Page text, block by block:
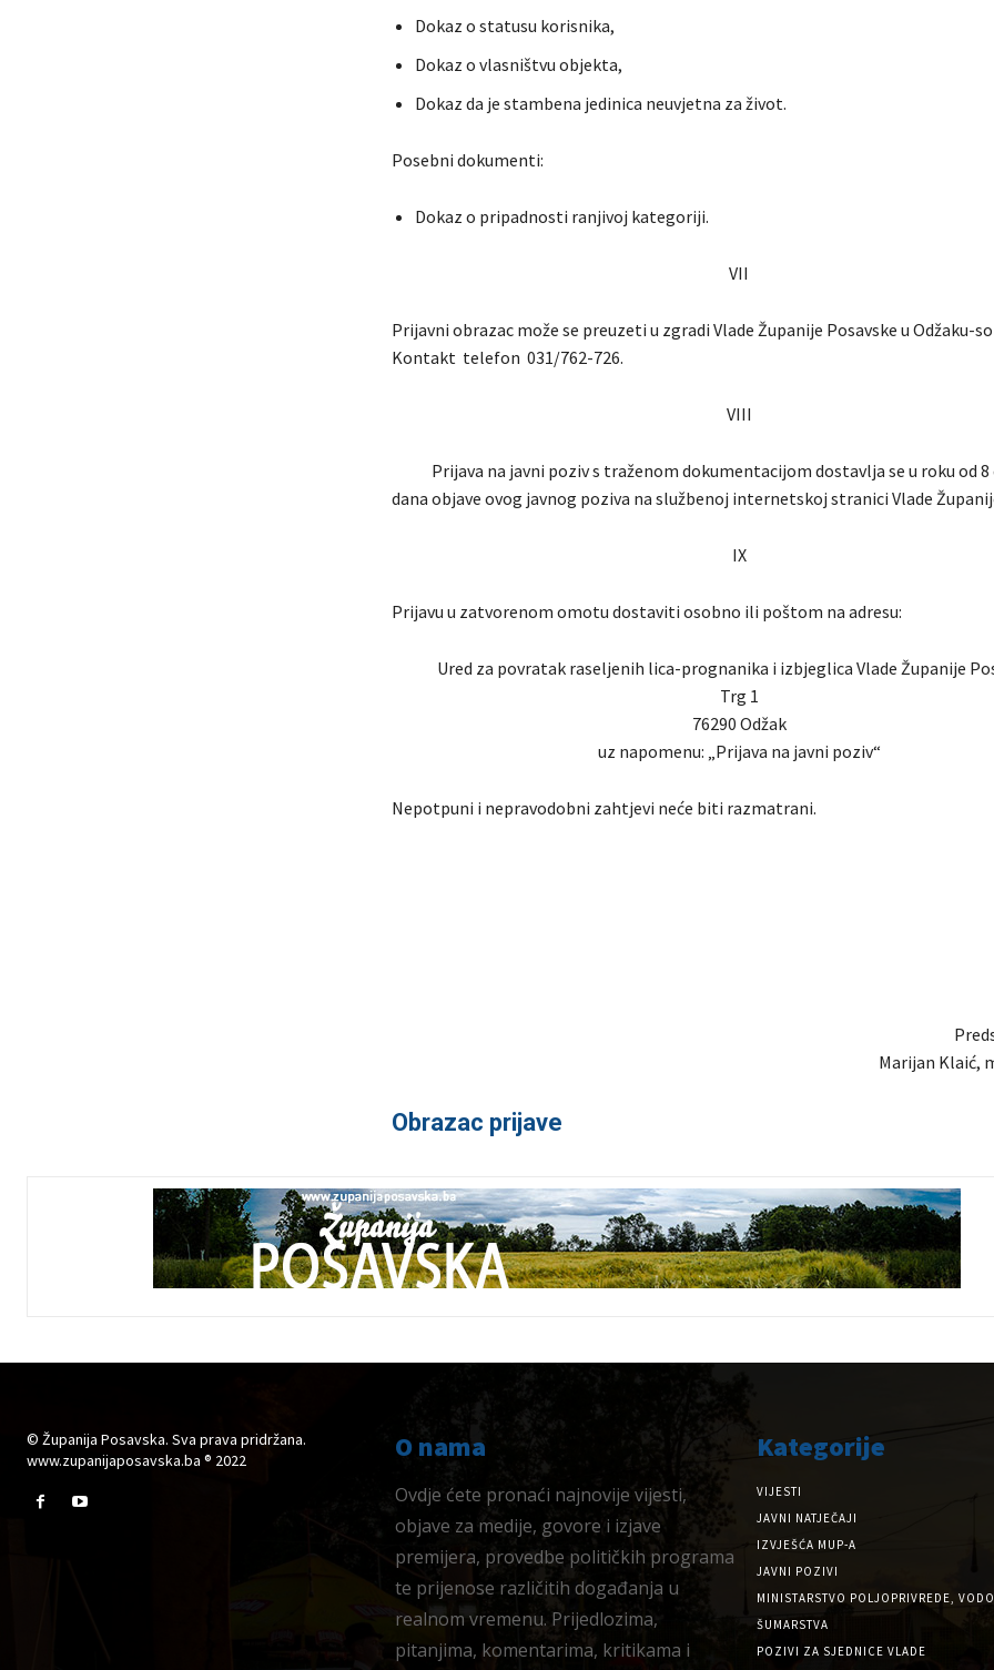
Dokaz o statusu korisnika,
Dokaz o vlasništvu objekta,
Dokaz da je stambena jedinica neuvjetna za život.
Posebni dokumenti:
Dokaz o pripadnosti ranjivoj kategoriji.
VII
Prijavni obrazac može se preuzeti u zgradi Vlade Županije Posavske u Odžaku-
Kontakt telefon 031/762-726.
VIII
Prijava na javni poziv s traženom dokumentacijom dostavlja se u roku od 8
dana objave ovog javnog poziva na službenoj internetskoj stranici Vlade
IX
Prijavu u zatvorenom omotu dostaviti osobno ili poštom na adresu:
Ured za povratak raseljenih lica-prognanika i izbjeglica Vlade Županije
Trg 1
76290 Odžak
uz napomenu: „Prijava na javni poziv“
Nepotpuni i nepravodobni zahtjevi neće biti razmatrani.
Marijan Klaić,
Obrazac prijave
© Županija Posavska. Sva prava pridržana.
www.zupanijaposavska.ba ® 2022
O nama
Ovdje ćete pronaći najnovije vijesti,
objave za medije, govore i izjave
premijera, provedbe političkih programa
te prijenose različitih događanja u
realnom vremenu. Prijedlozima,
pitanjima, komentarima, kritikama i
Kategorije
VIJESTI
JAVNI NATJEČAJI
IZVJEŠĆA MUP-A
JAVNI POZIVI
MINISTARSTVO POLJOPRIVREDE,
ŠUMARSTVA
POZIVI ZA SJEDNICE VLADE